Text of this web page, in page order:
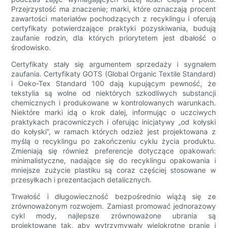
Przejrzystość ma znaczenie; marki, które oznaczają procent
zawartości materiałów pochodzących z recyklingu i oferują
certyfikaty potwierdzające praktyki pozyskiwania, budują
zaufanie rodzin, dla których priorytetem jest dbałość o
środowisko.
Certyfikaty stały się argumentem sprzedaży i sygnałem
zaufania. Certyfikaty GOTS (Global Organic Textile Standard)
i Oeko-Tex Standard 100 dają kupującym pewność, że
tekstylia są wolne od niektórych szkodliwych substancji
chemicznych i produkowane w kontrolowanych warunkach.
Niektóre marki idą o krok dalej, informując o uczciwych
praktykach pracowniczych i oferując inicjatywy „od kołyski
do kołyski”, w ramach których odzież jest projektowana z
myślą o recyklingu po zakończeniu cyklu życia produktu.
Zmieniają się również preferencje dotyczące opakowań:
minimalistyczne, nadające się do recyklingu opakowania i
mniejsze zużycie plastiku są coraz częściej stosowane w
przesyłkach i prezentacjach detalicznych.
Trwałość i długowieczność bezpośrednio wiążą się ze
zrównoważonym rozwojem. Zamiast promować jednorazowy
cykl mody, najlepsze zrównoważone ubrania są
projektowane tak, aby wytrzymywały wielokrotne pranie i